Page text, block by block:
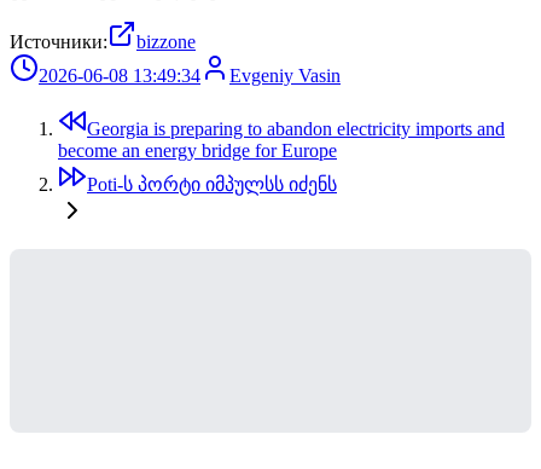
Источники:
bizzone
2026-06-08 13:49:34
Evgeniy Vasin
Georgia is preparing to abandon electricity imports and
become an energy bridge for Europe
Poti-ს პორტი იმპულსს იძენს